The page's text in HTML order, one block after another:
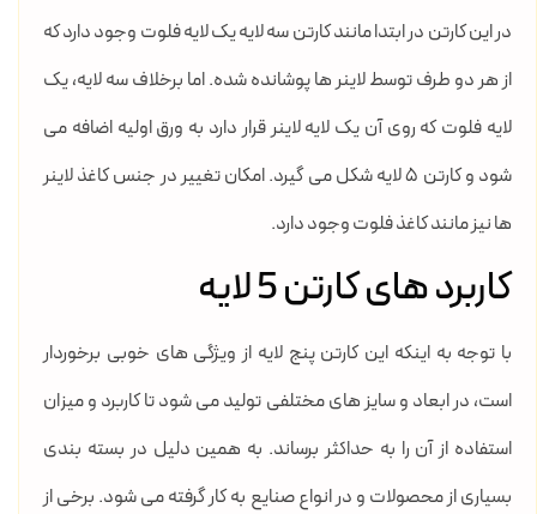
در این کارتن در ابتدا مانند کارتن سه لایه یک لایه فلوت وجود دارد که
از هر دو طرف توسط لاینر ها پوشانده شده. اما برخلاف سه لایه، یک
لایه فلوت که روی آن یک لایه لاینر قرار دارد به ورق اولیه اضافه می
شود و کارتن 5 لایه شکل می گیرد. امکان تغییر در جنس کاغذ لاینر
ها نیز مانند کاغذ فلوت وجود دارد.
کاربرد های کارتن 5 لایه
با توجه به اینکه این کارتن پنج لایه از ویژگی های خوبی برخوردار
است، در ابعاد و سایز های مختلفی تولید می شود تا کاربرد و میزان
استفاده از آن را به حداکثر برساند. به همین دلیل در بسته بندی
بسیاری از محصولات و در انواع صنایع به کار گرفته می شود. برخی از